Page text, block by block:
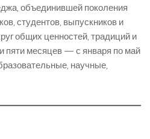
объединившей поколения
студентов, выпускников и
общих ценностей, традиций и
пяти месяцев — с января по май
научные,